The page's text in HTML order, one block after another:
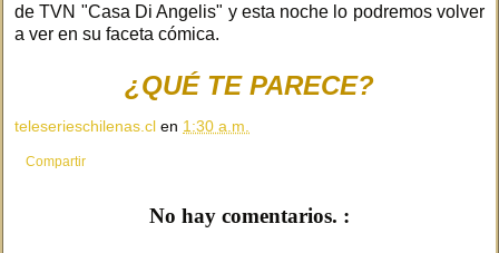
de TVN "Casa Di Angelis" y esta noche lo podremos volver
a ver en su faceta cómica.
¿QUÉ TE PARECE?
teleserieschilenas.cl en 1:30 a.m.
Compartir
No hay comentarios. :